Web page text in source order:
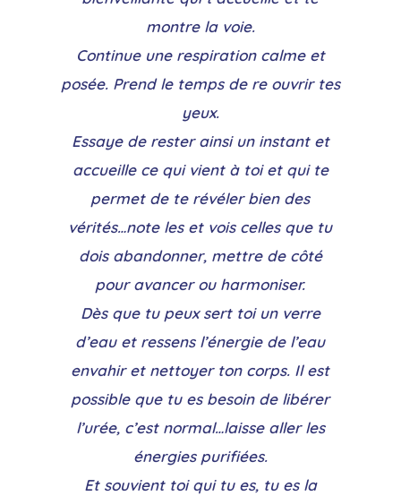
montre la voie.
Continue une respiration calme et
posée. Prend le temps de re ouvrir tes
yeux.
Essaye de rester ainsi un instant et
accueille ce qui vient à toi et qui te
permet de te révéler bien des
vérités…note les et vois celles que tu
dois abandonner, mettre de côté
pour avancer ou harmoniser.
Dès que tu peux sert toi un verre
d’eau et ressens l’énergie de l’eau
envahir et nettoyer ton corps. Il est
possible que tu es besoin de libérer
l’urée, c’est normal…laisse aller les
énergies purifiées.
Et souvient toi qui tu es, tu es la